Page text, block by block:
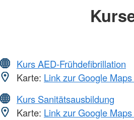
Kurs AED-Frühdefibrillation
Karte: Link zur Google
Kurs Sanitätsausbildung
Karte: Link zur Google